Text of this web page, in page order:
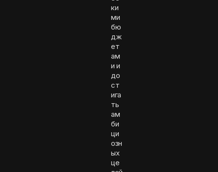
ки
ми
бю
дж
ет
ам
и и
до
ст
ига
ть
ам
би
ци
озн
ых
це